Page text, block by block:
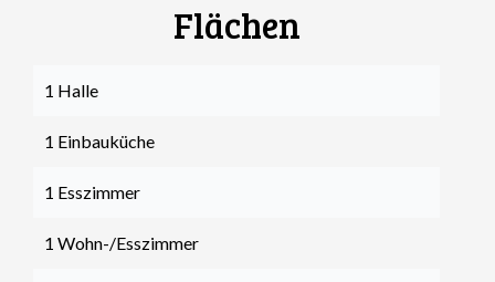
Flächen
1 Halle
1 Einbauküche
1 Esszimmer
1 Wohn-/Esszimmer